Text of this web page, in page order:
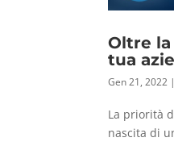
Oltre la
tua
Gen 21, 2022 |
La priorità
nascita di